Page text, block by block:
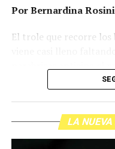
Gonzalo Giles,
comunicador
Ganar la vida:
Su hijo Ciro tenía 120
donde se encontraron
Bajo amenazas de
Por Bernardina Rosini
El trole que recorre los
Agostina Vega, 14
atiende a su gente. Los
mullidos de las
LA